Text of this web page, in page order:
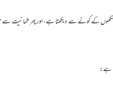
کے کونے سے دیکھتا ہے، اور پھر طمانیت سے
ہے: